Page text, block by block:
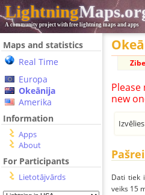
Lightning
A community project with free lightning maps and apps
Maps and statistics
Real Time
Europa
Okeānija
Amerika
Information
Apps
About
For Participants
Lietotājvārds
new
Dati tiek
veiks 15